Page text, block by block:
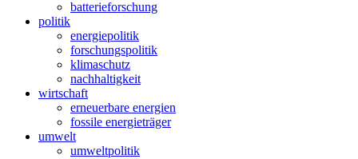
batterieforschung
politik
energiepolitik
forschungspolitik
klimaschutz
nachhaltigkeit
wirtschaft
erneuerbare energien
fossile energieträger
umwelt
umweltpolitik